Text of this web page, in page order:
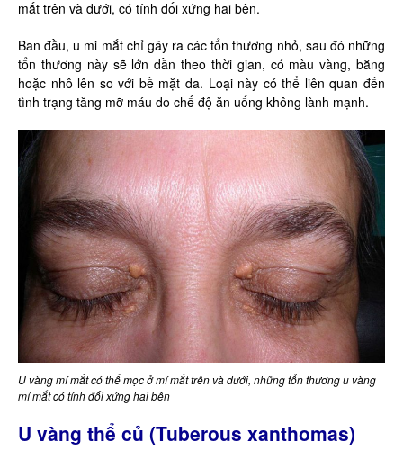
mắt trên và dưới, có tính đối xứng hai bên.
Ban đầu, u mi mắt chỉ gây ra các tổn thương nhỏ, sau đó những
tổn thương này sẽ lớn dần theo thời gian, có màu vàng, bằng
hoặc nhô lên so với bề mặt da. Loại này có thể liên quan đến
tình trạng tăng mỡ máu do chế độ ăn uống không lành mạnh.
U vàng mí mắt có thể mọc ở mí mắt trên và dưới, những tổn thương u vàng
mí mắt có tính đối xứng hai bên
U vàng thể củ (Tuberous xanthomas)